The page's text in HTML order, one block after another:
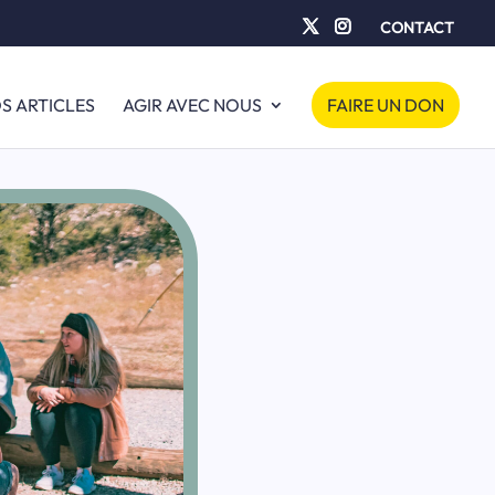
CONTACT
ARTICLES AGIR AVEC NOUS FAIRE UN DON